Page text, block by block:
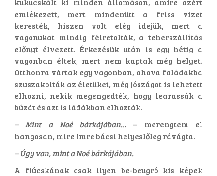
emlékezett, mert mindenütt a friss vizet
keresték, hiszen volt elég idejük, mert a
vagonukat mindig félretolták, a teherszállítás
előnyt élvezett. Érkezésük után is egy hétig a
vagonban éltek, mert nem kaptak még helyet.
Otthonra vártak egy vagonban, ahova faládákba
szuszakolták az életüket, még jószágot is lehetett
elhozni, nekik megengedték, hogy learassák a
búzát és azt is ládákban elhozták.
– Mint a Noé bárkájában… – merengtem el
hangosan, mire Imre bácsi helyeslőleg rávágta.
– Úgy van, mint a Noé bárkájában.
A fiúcskának csak ilyen be-beugró kis képek